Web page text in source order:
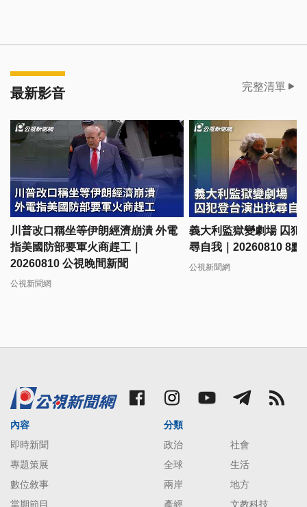
最新影音 完整清單
川普改口稱坐等伊朗經濟崩潰 外電
指美國防部要軍火商趕工｜
20260810 公視晚間新聞
公視新聞網
義大利監獄變劇場 囚犯
尋自我｜20260810 8點
公視新聞網
內容
即時新聞
專題策展
數位敘事
當期節目
分類
政治
社會
全球
生活
兩岸
地方
產經
文教科技